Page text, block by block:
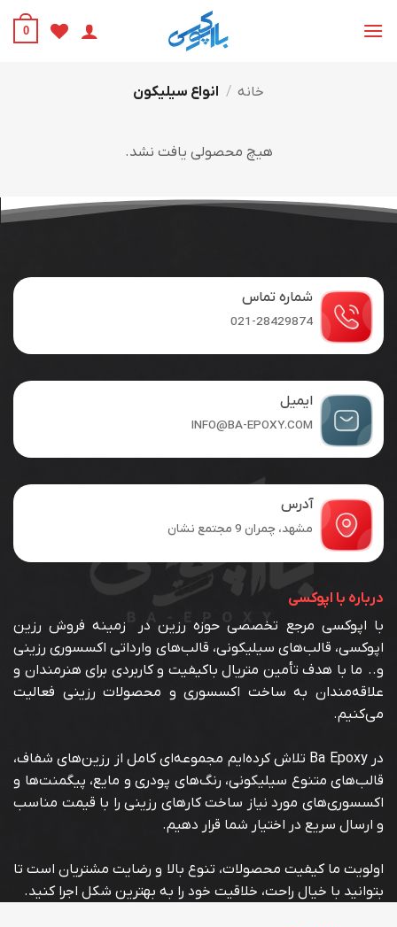
0
خانه / انواع سیلیکون
هیچ محصولی یافت نشد.
شماره تماس
021-28429874
ایمیل
INFO@BA-EPOXY.COM
آدرس
مشهد، چمران 9 مجتمع نشان
درباره با اپوکسی
با اپوکسی مرجع تخصصی حوزه رزین در زمینه فروش رزین
اپوکسی، قالب‌های سیلیکونی، قالب‌های وارداتی اکسسوری رزینی
و.. ما با هدف تأمین متریال باکیفیت و کاربردی برای هنرمندان و
علاقه‌مندان به ساخت اکسسوری و محصولات رزینی فعالیت
می‌کنیم.
در Ba Epoxy تلاش کرده‌ایم مجموعه‌ای کامل از رزین‌های شفاف،
قالب‌های متنوع سیلیکونی، رنگ‌های پودری و مایع، پیگمنت‌ها و
اکسسوری‌های مورد نیاز ساخت کارهای رزینی را با قیمت مناسب
و ارسال سریع در اختیار شما قرار دهیم.
اولویت ما کیفیت محصولات، تنوع بالا و رضایت مشتریان است تا
بتوانید با خیال راحت، خلاقیت خود را به بهترین شکل اجرا کنید.